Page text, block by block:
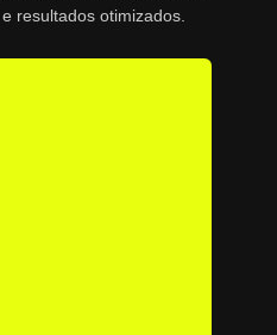
resultados otimizados.